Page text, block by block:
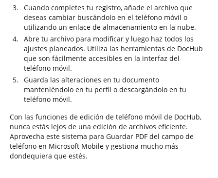
Cuando completes tu registro, añade el archivo que
deseas cambiar buscándolo en el teléfono móvil o
utilizando un enlace de almacenamiento en la nube.
Abre tu archivo para modificar y luego haz todos los
ajustes planeados. Utiliza las herramientas de DocHub
que son fácilmente accesibles en la interfaz del
teléfono móvil.
Guarda las alteraciones en tu documento
manteniéndolo en tu perfil o descargándolo en tu
teléfono móvil.
Con las funciones de edición de teléfono móvil de DocHub,
nunca estás lejos de una edición de archivos eficiente.
Aprovecha este sistema para Guardar PDF del campo de
teléfono en Microsoft Mobile y gestiona mucho más
dondequiera que estés.